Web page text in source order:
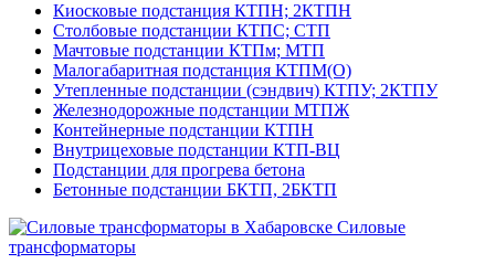
Киосковые подстанция КТПН; 2КТПН
Столбовые подстанции КТПС; СТП
Мачтовые подстанции КТПм; МТП
Малогабаритная подстанция КТПМ(О)
Утепленные подстанции (сэндвич) КТПУ; 2КТПУ
Железнодорожные подстанции МТПЖ
Контейнерные подстанции КТПН
Внутрицеховые подстанции КТП-ВЦ
Подстанции для прогрева бетона
Бетонные подстанции БКТП, 2БКТП
Силовые
трансформаторы